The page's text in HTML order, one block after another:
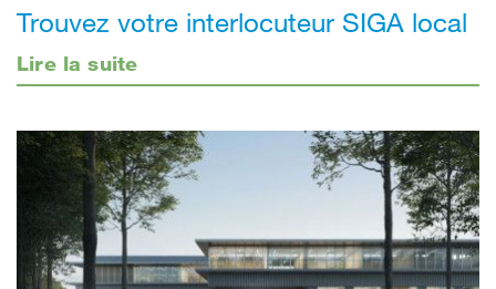
Trouvez votre interlocuteur SIGA local
Lire la suite